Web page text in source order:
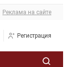
Реклама на сайте
Регистрация